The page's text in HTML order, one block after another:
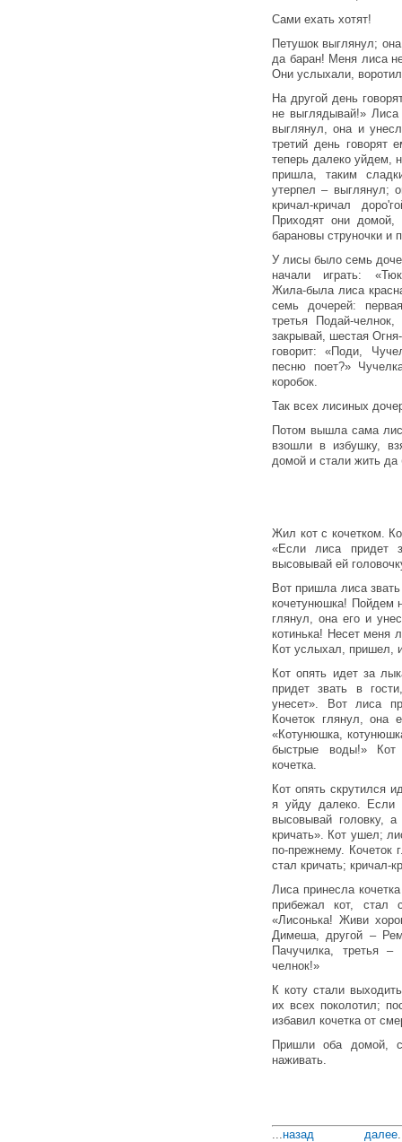
Сами ехать хотят!
Петушок выглянул;
да баран! Меня лиса
Они услыхали,
На другой день
не выглядывай!»
выглянул, она и
третий день
теперь далеко уйдем,
пришла, таким
утерпел – выглянул;
кричал-кричал
Приходят они домой,
барановы струночки и
У лисы было семь
начали играть:
Жила-была лиса
семь дочерей:
третья Подай-
закрывай, шестая
говорит: «Поди,
песню поет?»
коробок.
Так всех лисиных
Потом вышла сама
взошли в избушку,
домой и стали жить да
Жил кот с кочетком.
«Если лиса придет
высовывай ей
Вот пришла лиса
кочетунюшка! Пойдем
глянул, она его и
котинька! Несет меня
Кот услыхал, пришел,
Кот опять идет за
придет звать в
унесет». Вот лиса
Кочеток глянул, она
«Котунюшка,
быстрые воды!» Кот
кочетка.
Кот опять скрутился
я уйду далеко. Если
высовывай головку,
кричать». Кот ушел;
по-прежнему. Кочеток
стал кричать; кричал-
Лиса принесла
прибежал кот, стал
«Лисонька! Живи
Димеша, другой –
Пачучилка, третья –
челнок!»
К коту стали
их всех поколотил;
избавил кочетка от
Пришли оба домой,
наживать.
...назад далее